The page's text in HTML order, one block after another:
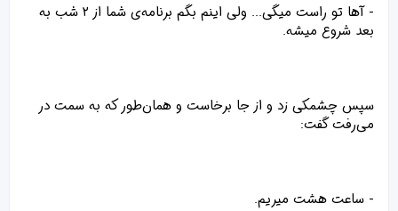
- آها تو راست میگی... ولی اینم بگم برنامه‌ی شما از ۲ شب به
بعد شروع میشه.
سپس چشمکی زد و از جا برخاست و همان‌طور که به سمت در
می‌رفت گفت:
- ساعت هشت میریم.